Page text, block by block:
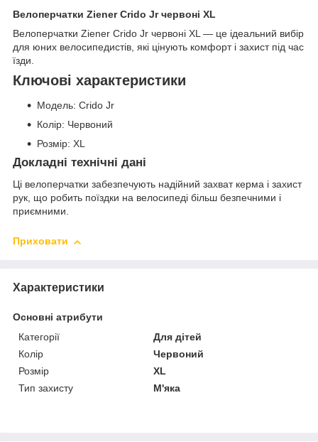
Велоперчатки Ziener Crido Jr червоні XL
Велоперчатки Ziener Crido Jr червоні XL — це ідеальний вибір
для юних велосипедистів, які цінують комфорт і захист під час
їзди.
Ключові характеристики
Модель: Crido Jr
Колір: Червоний
Розмір: XL
Докладні технічні дані
Ці велоперчатки забезпечують надійний захват керма і захист
рук, що робить поїздки на велосипеді більш безпечними і
приємними.
Приховати
Характеристики
Основні атрибути
Категорії
Для дітей
Колір
Червоний
Розмір
XL
Тип захисту
М'яка